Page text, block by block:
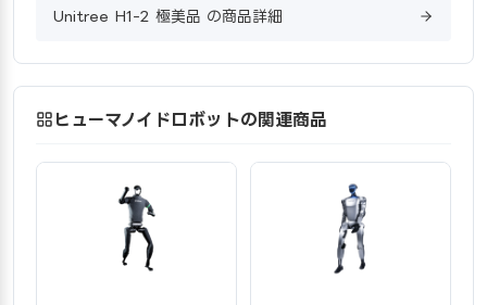
Unitree H1-2 極美品 の商品詳細
ヒューマノイドロボットの関連商品